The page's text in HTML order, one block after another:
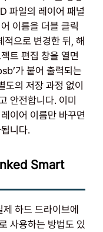
파일의 레이어 패널
이름을 더블 클릭
적으로 변경한 뒤, 해
트 편집 창을 열면
가 붙어 출력되는
도의 저장 과정 없이
안전합니다. 이미
이어 이름만 바꾸면
니다.
Smart
하드 드라이브에
사용하는 방법도 있